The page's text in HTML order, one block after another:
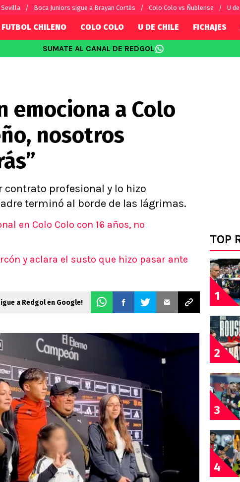
Boca Juniors sigue a Brayan Cortés Colo Colo vs Ñublense U
el mundo
Fútbol Argentino
Fútbol Brasileño
Conference League
Ligue 1
FUTBOL CHILENO COLO COLO U DE CHILE FICHAJES
SUMATE AL CANAL DE REDGOL
emociona a Colo
nosotros
profesional y lo hizo
terminó al borde de las lágrimas.
en Colo Colo con 16 años, no
y aclara el susto que hizo pasar ante
a Redgol en Google!
TOP
1
2
3
4